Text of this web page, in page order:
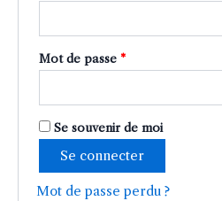
Mot de passe *Obligatoire
Se souvenir de moi
Se connecter
Mot de passe perdu ?